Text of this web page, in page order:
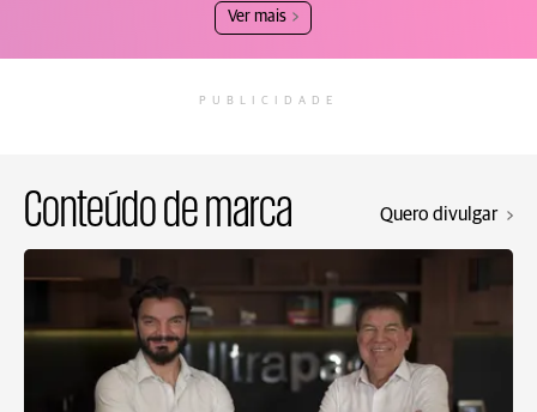
Ver mais
PUBLICIDADE
Conteúdo de marca Quero divulgar